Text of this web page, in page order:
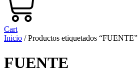
Cart
Inicio / Productos etiquetados “FUENTE”
FUENTE